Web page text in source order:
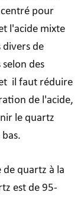
pour
l'acide mixte
de
des
il faut réduire
de l'acide,
le quartz
de quartz à la
est de 95-